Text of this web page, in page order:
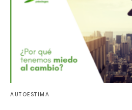
AUTOESTIMA